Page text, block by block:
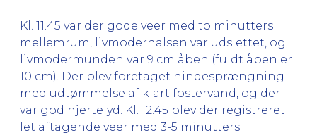
Kl. 11.45 var der gode veer med to minutters
mellemrum, livmoderhalsen var udslettet, og
livmodermunden var 9 cm åben (fuldt åben er
10 cm). Der blev foretaget hindesprængning
med udtømmelse af klart fostervand, og der
var god hjertelyd. Kl. 12.45 blev der registreret
let aftagende veer med 3-5 minutters